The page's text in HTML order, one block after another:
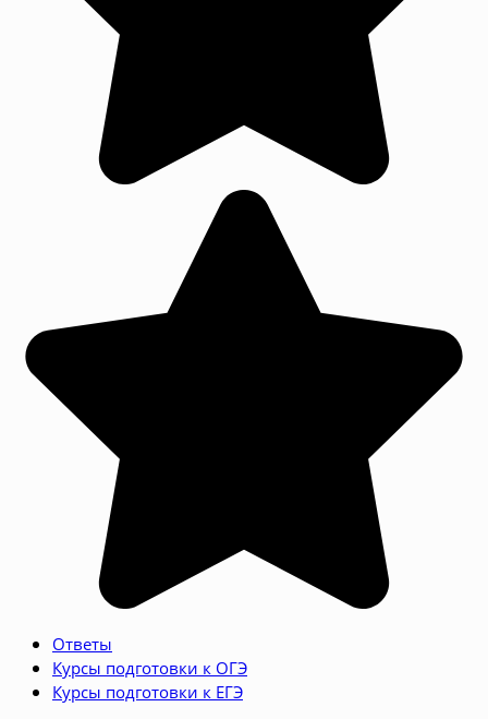
Ответы
Курсы подготовки к ОГЭ
Курсы подготовки к ЕГЭ